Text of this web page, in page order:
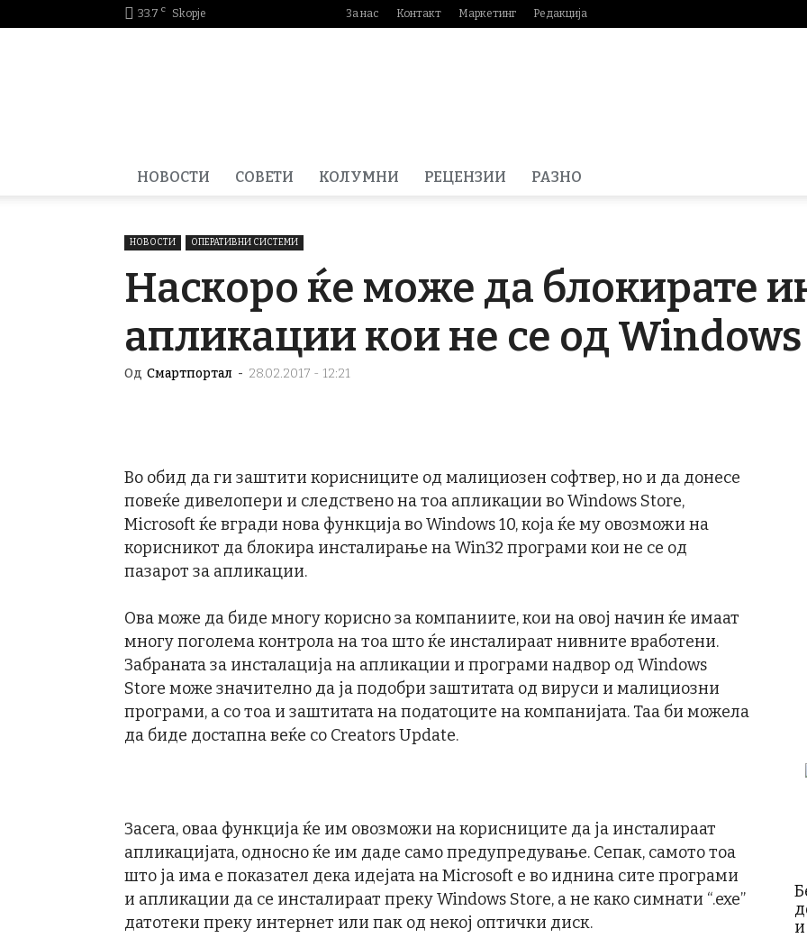
33.7 C Skopje За нас Контакт Маркетинг Редакција
НОВОСТИ СОВЕТИ КОЛУМНИ РЕЦЕНЗИИ РАЗНО
НОВОСТИ ОПЕРАТИВНИ СИСТЕМИ
Наскоро ќе може да блокирате
апликации кои не се од
Од Смартпортал - 28.02.2017 - 12:21
Во обид да ги заштити корисниците од малициозен софтвер, но и да донесе
повеќе дивелопери и следствено на тоа апликации во Windows Store,
Microsoft ќе вгради нова функција во Windows 10, која ќе му овозможи на
корисникот да блокира инсталирање на Win32 програми кои не се од
пазарот за апликации.
Ова може да биде многу корисно за компаниите, кои на овој начин ќе имаат
многу поголема контрола на тоа што ќе инсталираат нивните вработени.
Забраната за инсталација на апликации и програми надвор од Windows
Store може значително да ја подобри заштитата од вируси и малициозни
програми, а со тоа и заштитата на податоците на компанијата. Таа би можела
да биде достапна веќе со Creators Update.
Засега, оваа функција ќе им овозможи на корисниците да ја инсталираат
апликацијата, односно ќе им даде само предупредување. Сепак, самото тоа
што ја има е показател дека идејата на Microsoft е во иднина сите програми
и апликации да се инсталираат преку Windows Store, а не како симнати “.exe”
датотеки преку интернет или пак од некој оптички диск.